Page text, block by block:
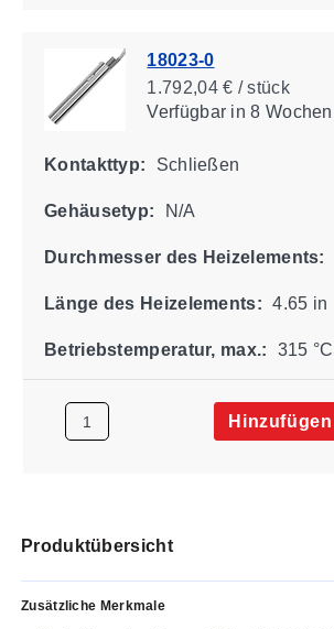
18023-0
1.792,04 € / stück
Verfügbarin 8 Wochen
Kontakttyp: Schließen
Gehäusetyp: N/A
Durchmesser des Heizelements:
Länge des Heizelements: 4.65 in
Betriebstemperatur, max.: 315 °C
Hinzufügen
Produktübersicht
Zusätzliche Merkmale